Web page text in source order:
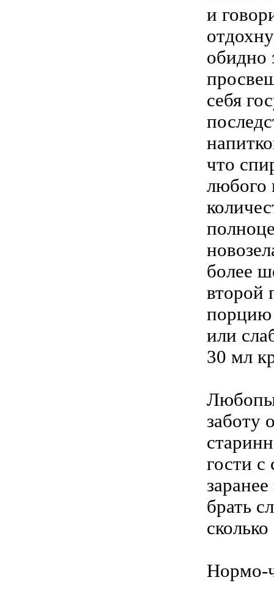
и
обидно
себя
что
любого
более
второй
порцию
или
30 мл
заботу
гости
брать
Нормо-